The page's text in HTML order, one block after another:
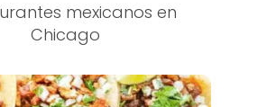
mexicanos en
Chicago